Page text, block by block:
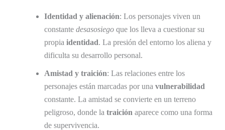
Identidad y alienación: Los personajes viven un
constante desasosiego que los lleva a cuestionar su
propia identidad. La presión del entorno los aliena y
dificulta su desarrollo personal.
Amistad y traición: Las relaciones entre los
personajes están marcadas por una vulnerabilidad
constante. La amistad se convierte en un terreno
peligroso, donde la traición aparece como una forma
de supervivencia.